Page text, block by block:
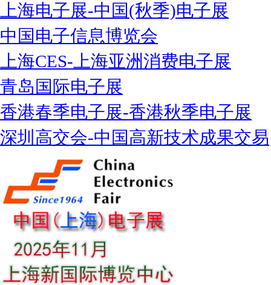
上海电子展-中国(秋季)电子展
中国电子信息博览会
上海CES-上海亚洲消费电子展
青岛国际电子展
香港春季电子展-香港秋季电子展
深圳高交会-中国高新技术成果交易